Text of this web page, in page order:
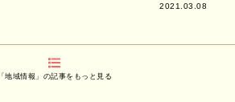
2021.03.08
「地域情報」の記事をもっと見る